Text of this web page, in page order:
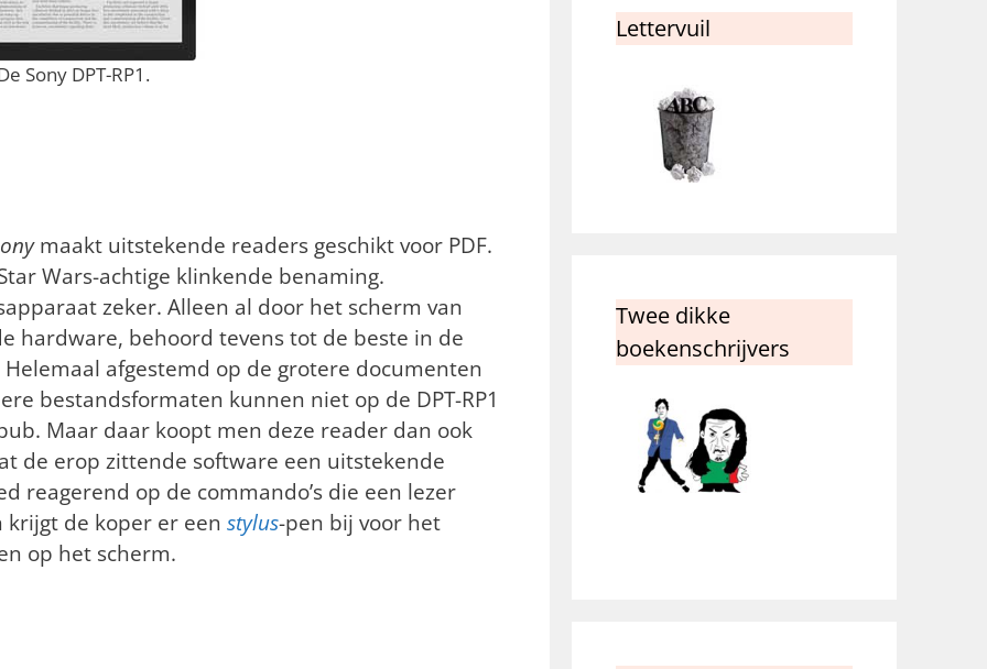
Sony DPT-RP1.
maakt uitstekende readers geschikt voor PDF.
Wars-achtige klinkende benaming.
zeker. Alleen al door het scherm van
hardware, behoord tevens tot de beste in de
afgestemd op de grotere documenten
bestandsformaten kunnen niet op de DPT-RP1
Maar daar koopt men deze reader dan ook
de erop zittende software een uitstekende
reagerend op de commando’s die een lezer
krijgt de koper er een stylus-pen bij voor het
op het scherm.
Lettervuil
Twee dikke
boekenschrijvers